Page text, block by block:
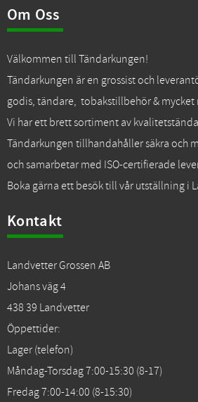
Om Oss
Välkommen till Tändarkungen!
Tändarkungen är en grossist och
godis, tändare, tobakstillbehör & mycket
Vi har ett brett sortiment av
Tändarkungen tillhandahåller säkra och
och samarbetar med ISO-certifierade
Boka gärna ett besök till vår utställning i
Kontakt
Landvetter Grossen AB
Johans väg 4
438 39 Landvetter
Öppettider:
Lager (telefon)
Måndag-Torsdag 7:00-15:30 (8-17)
Fredag 7:00-14:00 (8-15:30)